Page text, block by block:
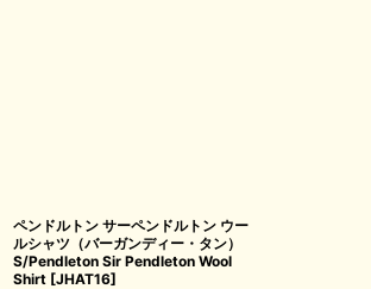
ペンドルトン サーペンドルトン ウー
ルシャツ（バーガンディー・タン）
S/Pendleton Sir Pendleton Wool
Shirt [JHAT16]